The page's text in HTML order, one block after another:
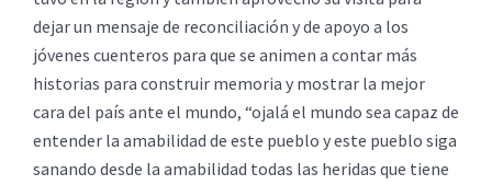
dejar un mensaje de reconciliación y de apoyo a los
jóvenes cuenteros para que se animen a contar más
historias para construir memoria y mostrar la mejor
cara del país ante el mundo, “ojalá el mundo sea capaz de
entender la amabilidad de este pueblo y este pueblo siga
sanando desde la amabilidad todas las heridas que tiene